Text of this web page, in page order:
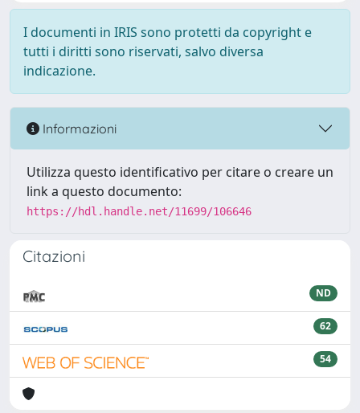
I documenti in IRIS sono protetti da copyright e
tutti i diritti sono riservati, salvo diversa
indicazione.
Informazioni
Utilizza questo identificativo per citare o creare un
link a questo documento:
https://hdl.handle.net/11699/106646
Citazioni
ND
62
54